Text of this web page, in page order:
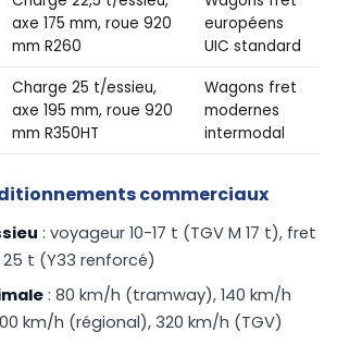
axe 175 mm, roue 920
mm R260
européens
UIC standard
Charge 25 t/essieu,
axe 195 mm, roue 920
mm R350HT
Wagons fret
modernes
intermodal
commerciaux
: voyageur 10-17 t (TGV M 17 t), fret
t (Y33 renforcé)
: 80 km/h (tramway), 140 km/h
km/h (régional), 320 km/h (TGV)